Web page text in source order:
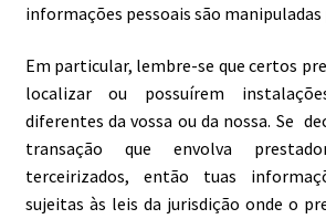
informações pessoais são manipuladas
Em particular, lembre-se que certos
localizar ou possuírem
diferentes da vossa ou da nossa. Se
transação que envolva
terceirizados, então tuas
sujeitas às leis da jurisdição onde o